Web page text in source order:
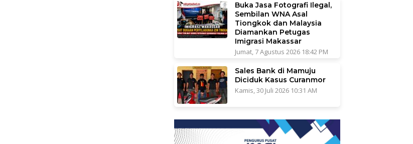
Buka Jasa Fotografi Ilegal,
Sembilan WNA Asal
Tiongkok dan Malaysia
Diamankan Petugas
Imigrasi Makassar
Jumat, 7 Agustus 2026 18:42 PM
Sales Bank di Mamuju
Diciduk Kasus Curanmor
Kamis, 30 Juli 2026 10:31 AM